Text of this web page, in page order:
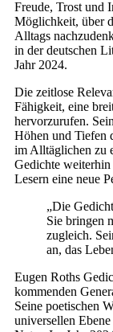
Freude, Trost und
Möglichkeit, über
Alltags
in der deutschen
Jahr 2024.
Die zeitlose
Fähigkeit, eine
hervorzurufen.
Höhen und Tiefen
im Alltäglichen zu
Gedichte
Lesern eine neue
„Die
Sie bringen
zugleich.
an, das
Eugen Roths
kommenden
Seine poetischen
universellen